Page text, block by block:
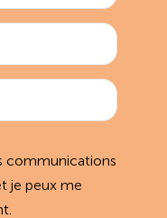
communications
je peux me